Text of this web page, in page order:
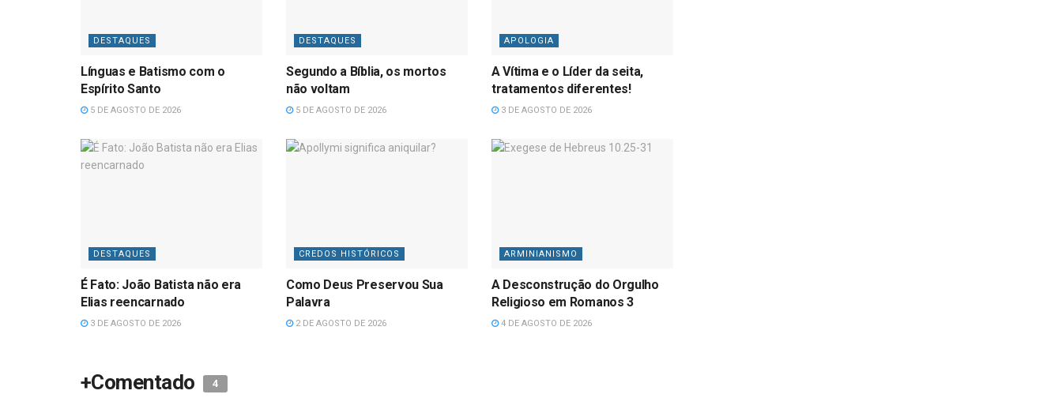
DESTAQUES
Línguas e Batismo com o
Espírito Santo
5 DE AGOSTO DE 2026
DESTAQUES
Segundo a Bíblia, os mortos
não voltam
5 DE AGOSTO DE 2026
APOLOGIA
A Vítima e o Líder da seita,
tratamentos diferentes!
3 DE AGOSTO DE 2026
DESTAQUES
É Fato: João Batista não era
Elias reencarnado
3 DE AGOSTO DE 2026
CREDOS HISTÓRICOS
Como Deus Preservou Sua
Palavra
2 DE AGOSTO DE 2026
ARMINIANISMO
A Desconstrução do Orgulho
Religioso em Romanos 3
4 DE AGOSTO DE 2026
+Comentado 4